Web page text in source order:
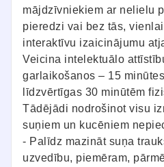
mājdzīvniekiem ar nelielu
pieredzi vai bez tās,
interaktīvu izaicinājumu
Veicina intelektuālo
garlaikošanos – 15
līdzvērtīgas 30 minūtēm
Tādējādi nodrošinot visu
suņiem un kucēniem
- Palīdz mazināt suņa
uzvedību, piemēram,